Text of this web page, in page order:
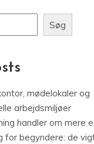
Søg
mødelokaler og
arbejdsmiljøer
handler om mere
for begyndere: de